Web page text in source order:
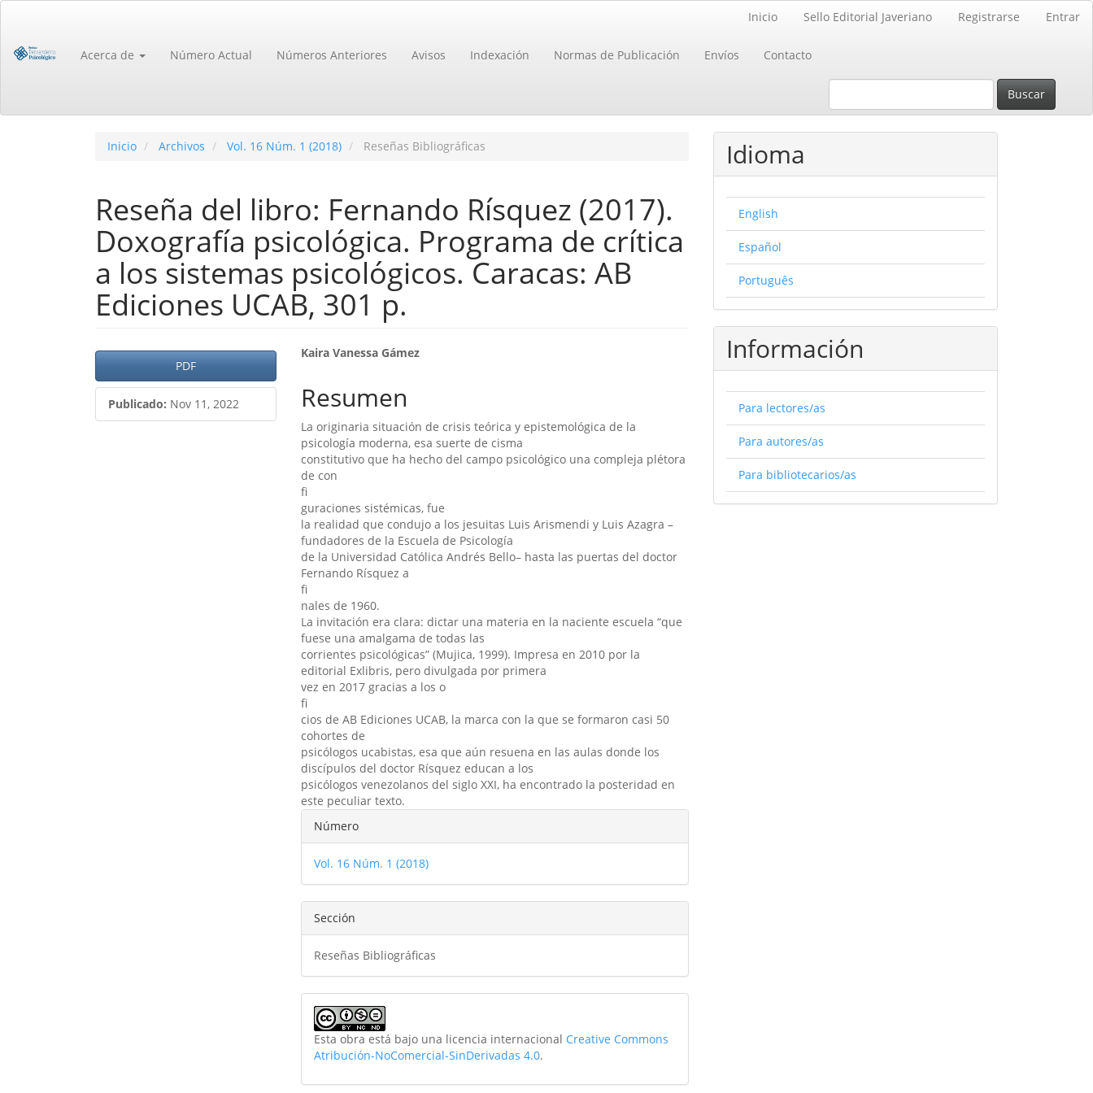
principal
Inicio Sello Editorial Javeriano Registrarse Entrar
Acerca de Número Actual Números Anteriores Avisos Indexación Normas de Publicación Envíos Contacto
Buscar
Inicio Archivos Vol. 16 Núm. 1 (2018) Reseñas Bibliográficas
Reseña del libro: Fernando Rísquez (2017).
Doxografía psicológica. Programa de crítica
a los sistemas psicológicos. Caracas: AB
Ediciones UCAB, 301 p.
Barra
lateral
del
PDF
Publicado: Nov 11, 2022
Contenido
principal
del
artículo
Kaira Vanessa Gámez
Resumen
La originaria situación de crisis teórica y epistemológica de la
psicología moderna, esa suerte de cisma
constitutivo que ha hecho del campo psicológico una compleja plétora
de con
fi
guraciones sistémicas, fue
la realidad que condujo a los jesuitas Luis Arismendi y Luis Azagra –
fundadores de la Escuela de Psicología
de la Universidad Católica Andrés Bello– hasta las puertas del doctor
Fernando Rísquez a
fi
nales de 1960.
La invitación era clara: dictar una materia en la naciente escuela “que
fuese una amalgama de todas las
corrientes psicológicas” (Mujica, 1999). Impresa en 2010 por la
editorial Exlibris, pero divulgada por primera
vez en 2017 gracias a los o
fi
cios de AB Ediciones UCAB, la marca con la que se formaron casi 50
cohortes de
psicólogos ucabistas, esa que aún resuena en las aulas donde los
discípulos del doctor Rísquez educan a los
psicólogos venezolanos del siglo XXI, ha encontrado la posteridad en
este peculiar texto.
Detalles
del
artículo
Número
Vol. 16 Núm. 1 (2018)
Sección
Reseñas Bibliográficas
Esta obra está bajo una licencia internacional Creative Commons
Atribución-NoComercial-SinDerivadas 4.0.
Idioma
English
Español
Português
Información
Para lectores/as
Para autores/as
Para bibliotecarios/as